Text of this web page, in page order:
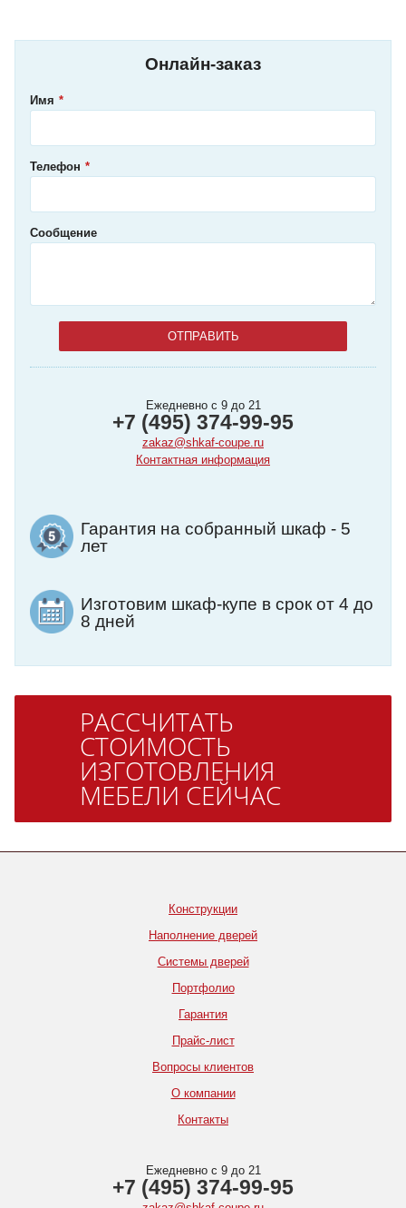
Онлайн-заказ
Имя
Телефон
Сообщение
Ежедневно с 9 до 21
+7 (495) 374-99-95
zakaz@shkaf-coupe.ru
Контактная информация
Гарантия на собранный шкаф - 5
лет
Изготовим шкаф-купе в срок от 4 до
8 дней
РАССЧИТАТЬ
СТОИМОСТЬ
ИЗГОТОВЛЕНИЯ
МЕБЕЛИ СЕЙЧАС
Конструкции
Наполнение дверей
Системы дверей
Портфолио
Гарантия
Прайс-лист
Вопросы клиентов
О компании
Контакты
Ежедневно с 9 до 21
+7 (495) 374-99-95